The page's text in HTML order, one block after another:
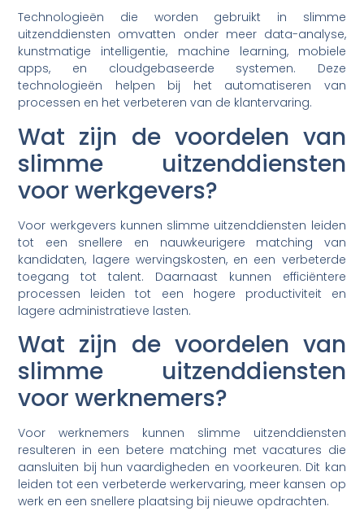
Technologieën die worden gebruikt in slimme
uitzenddiensten omvatten onder meer data-analyse,
kunstmatige intelligentie, machine learning, mobiele
apps, en cloudgebaseerde systemen. Deze
technologieën helpen bij het automatiseren van
processen en het verbeteren van de klantervaring.
Wat zijn de voordelen van
slimme uitzenddiensten
voor werkgevers?
Voor werkgevers kunnen slimme uitzenddiensten leiden
tot een snellere en nauwkeurigere matching van
kandidaten, lagere wervingskosten, en een verbeterde
toegang tot talent. Daarnaast kunnen efficiëntere
processen leiden tot een hogere productiviteit en
lagere administratieve lasten.
Wat zijn de voordelen van
slimme uitzenddiensten
voor werknemers?
Voor werknemers kunnen slimme uitzenddiensten
resulteren in een betere matching met vacatures die
aansluiten bij hun vaardigheden en voorkeuren. Dit kan
leiden tot een verbeterde werkervaring, meer kansen op
werk en een snellere plaatsing bij nieuwe opdrachten.